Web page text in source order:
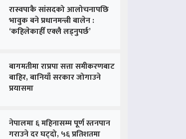
रास्वपाकै सांसदको आलोचनापछि
भावुक बने प्रधानमन्त्री बालेन :
‘कहिलेकाहीँ एक्लै लड्नुपर्छ’
बागमतीमा राप्रपा सत्ता समीकरणबाट
बाहिर, बानियाँ सरकार जोगाउने
प्रयासमा
नेपालमा ६ महिनासम्म पूर्ण स्तनपान
गराउने दर घट्दो, ५६ प्रतिशतमा